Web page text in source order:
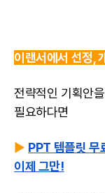
이랜서에서 선정,
전략적인 기획안
필요하다면
▶️ PPT 템플릿 무
이제 그만!